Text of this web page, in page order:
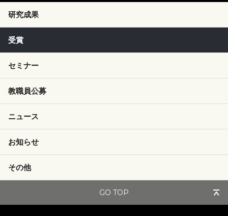
研究成果
受賞
セミナー
教職員公募
ニュース
お知らせ
その他
GO TOP